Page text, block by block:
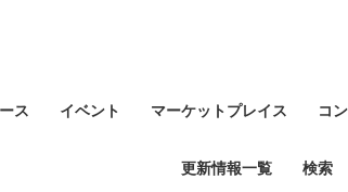
ス イベント マーケットプレイス コ
更新情報一覧 検索